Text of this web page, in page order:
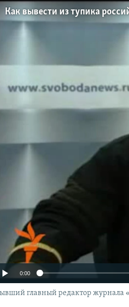
Как вывести из тупика
0:00
главный редактор журнала